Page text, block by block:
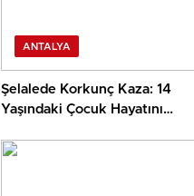
ANTALYA
Şelalede Korkunç Kaza: 14
Yaşındaki Çocuk Hayatını